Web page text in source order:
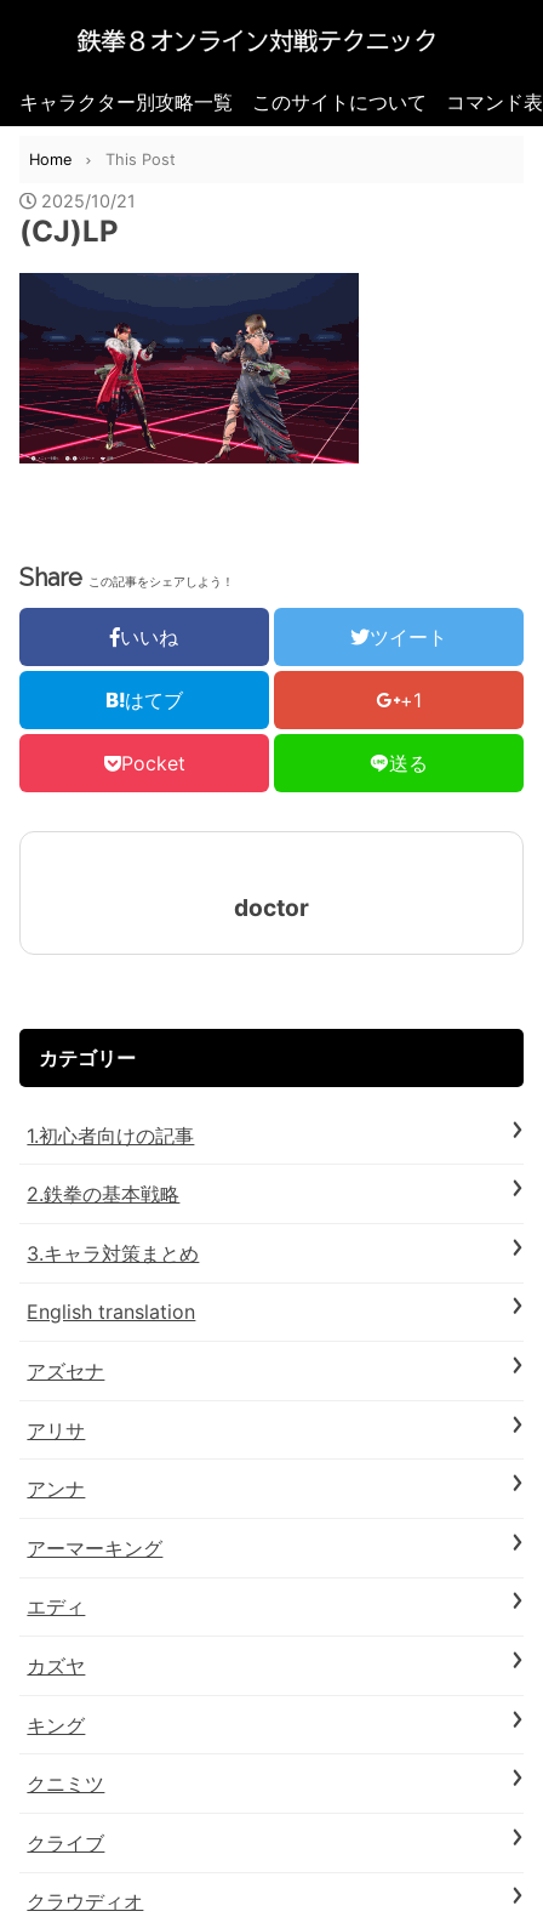
キャラクター別攻略一覧 このサイトについて コマンド
Home This Post
2025/10/21
(CJ)LP
Share この記事をシェアしよう！
いいね ツイート
はてブ +1
Pocket 送る
doctor
カテゴリー
1.初心者向けの記事
2.鉄拳の基本戦略
3.キャラ対策まとめ
English translation
アズセナ
アリサ
アンナ
アーマーキング
エディ
カズヤ
キング
クニミツ
クライブ
クラウディオ